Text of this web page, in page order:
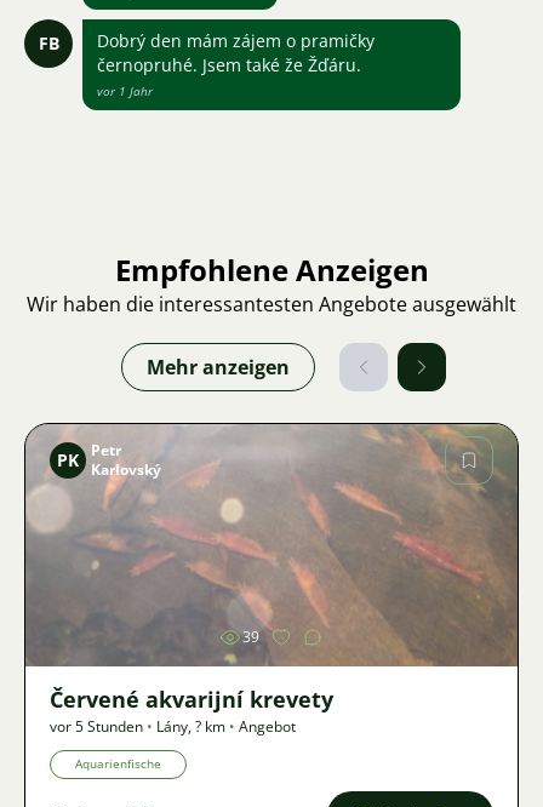
FB
Dobrý den mám zájem o pramičky
černopruhé. Jsem také že Žďáru.
vor 1 Jahr
Empfohlene Anzeigen
Wir haben die interessantesten Angebote ausgewählt
Mehr anzeigen
Bild
PK
Petr
Karlovský
39
Červené akvarijní krevety
vor 5 Stunden • Lány,? km • Angebot
Aquarienfische